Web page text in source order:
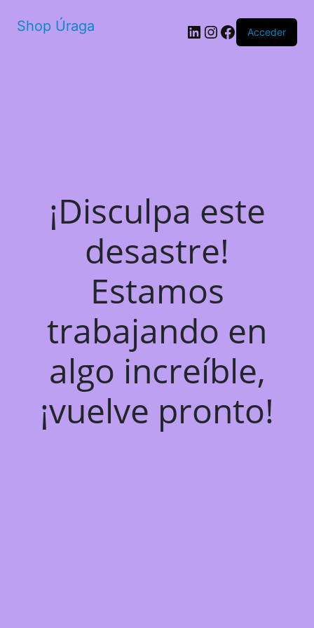
Shop Úraga LinkedIn
Instagram
Facebook
Acceder
¡Disculpa este
desastre!
Estamos
trabajando en
algo increíble,
¡vuelve pronto!